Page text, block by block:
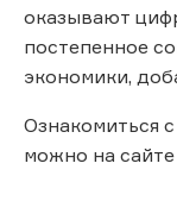
оказывают
постепенное
экономики,
Ознакомиться
можно на сайте